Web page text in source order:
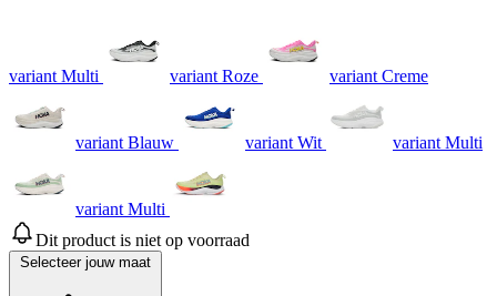
variant Multi variant Roze variant Creme
variant Blauw variant Wit variant Multi
variant Multi
Dit product is niet op voorraad
Selecteer jouw maat